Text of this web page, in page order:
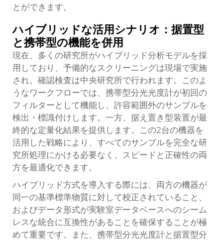
とができます。
ハイブリッドな活用シナリオ：据置型
と携帯型の機能を併用
現在、多くの研究所がハイブリッド分析モデルを採
用しており、予備的なスクリーニングは現場で実施
され、確認検査は中央研究所で行われます。このよ
うなワークフローでは、携帯型分光光度計が初回の
フィルターとして機能し、許容範囲外のサンプルを
検出・標識付けします。一方、据え置き型装置が最
終的な定量化結果を提供します。この2台の機器を
活用した戦略により、すべてのサンプルを完全な研
究所処理にかける必要なく、スピードと正確性の両
方を最適化できます。
ハイブリッド方式を導入する際には、両方の機器が
同一の基準標準物質に対して校正されていること、
およびデータ形式が実験室データベースへのシーム
レスな統合に互換性があることを確保することが極
めて重要です。また、携帯型分光光度計と据置型分